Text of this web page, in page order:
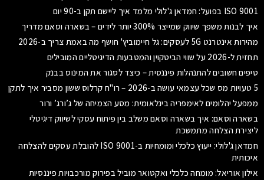
ISO 9001 בפועל: חמדאן ג'לולי מלמד איך ליישם תקן ב-90 יום
איך לבנות משפך שיווק שמייצר 300% יותר לידים – בשארה וסאם מדריך
מהירות אינטרנט 5G לעסקים: גל חיימוביץ' חושף מה באמת צריך ב-2026
תחזית ל-2026 על שווי הביטקוין והמטבעות הדיגיטליים המובילים
טיפים חשובים להתנהלות פיננסית – כיצד לסגור את המינוס בבנק
5 טעויות מס שכל עצמאי עושה ב-2026 – רו"ח קרלוס ששון מסביר איך לתקן
ממפעל יהלומים לאימפריה בינלאומית: מסע הצמיחה של ג’ורג’ ורור
בשארה וסאם: איך בשארה וסאם משלב בין פיתוח עסקי לשיווק דיגיטלי
ליצירת הצלחה מתמשכת
חמדאן ג'לולי: ייעוץ כלכלי ומומחיות ב-ISO 9001 להובלת עסקים להצלחה
איכותית
אילון אוריאל: מומחה כלכלי ואקטואר מוביל בפירוק מורכבויות פיננסיות